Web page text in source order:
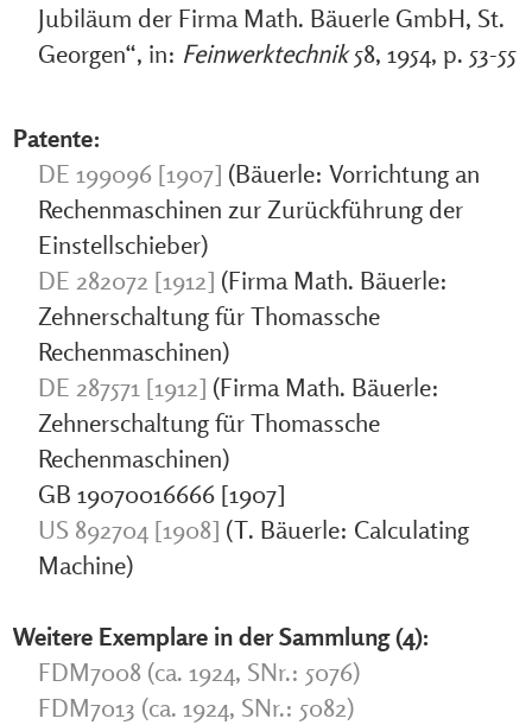
Jubiläum der Firma Math. Bäuerle GmbH, St.
Georgen“, in: Feinwerktechnik58, 1954, p. 53-55
Patente:
DE 199096 [1907] (Bäuerle: Vorrichtung an
Rechenmaschinen zur Zurückführung der
Einstellschieber)
DE 282072 [1912] (Firma Math. Bäuerle:
Zehnerschaltung für Thomassche
Rechenmaschinen)
DE 287571 [1912] (Firma Math. Bäuerle:
Zehnerschaltung für Thomassche
Rechenmaschinen)
GB 19070016666 [1907]
US 892704 [1908] (T. Bäuerle: Calculating
Machine)
Weitere Exemplare in der Sammlung (4):
FDM7008 (ca. 1924, SNr.: 5076)
FDM7013 (ca. 1924, SNr.: 5082)